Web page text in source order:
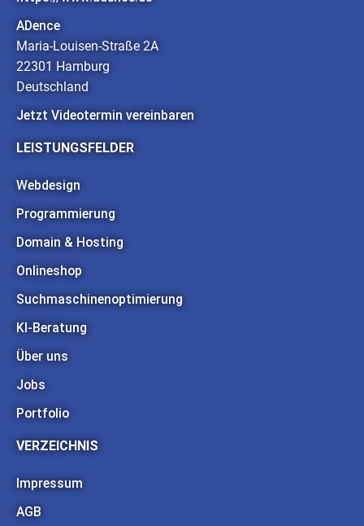
ADence
Maria-Louisen-Straße 2A
22301 Hamburg
Deutschland
Jetzt Videotermin vereinbaren
LEISTUNGSFELDER
Webdesign
Programmierung
Domain & Hosting
Onlineshop
Suchmaschinenoptimierung
KI-Beratung
Über uns
Jobs
Portfolio
VERZEICHNIS
Impressum
AGB